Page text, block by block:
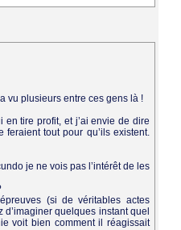
vu plusieurs entre ces gens là !
tire profit, et j’ai envie de dire
tout pour qu’ils existent.
je ne vois pas l’intérêt de les
(si de véritables actes
quelques instant quel
voit bien comment il réagissait